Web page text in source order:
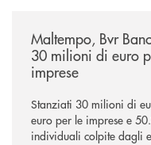
Maltempo, Bvr
30 milioni di euro
imprese
Stanziati 30 milioni di
euro per le imprese e
individuali colpite dagli